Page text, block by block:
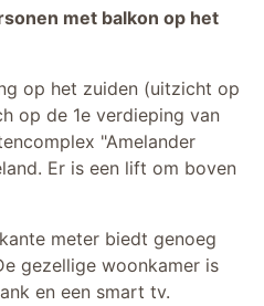
met balkon op het
op het zuiden (uitzicht op
op de 1e verdieping van
"Amelander
Er is een lift om boven
meter biedt genoeg
gezellige woonkamer is
en een smart tv.